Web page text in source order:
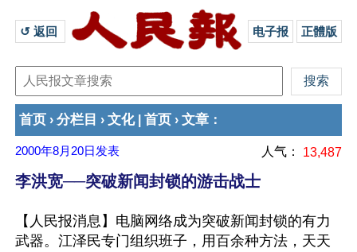
↺ 返回 电子报 正體版
首页 › 分栏目 › 文化| 首页 › 文章 ：
2000年8月20日 发表 人气： 13,487
李洪宽──突破新闻封锁的游击战士
【人民报消息】电脑网络成为突破新闻封锁的有力
武器。江泽民专门组织班子，用百余种方法，天天